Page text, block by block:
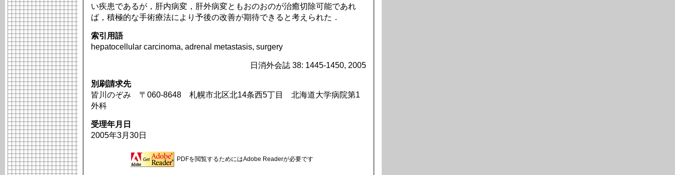
い疾患であるが，肝内病変，肝外病変ともおのおのが治癒切除可能であれ
ば，積極的な手術療法により予後の改善が期待できると考えられた．
索引用語
hepatocellular carcinoma, adrenal metastasis, surgery
日消外会誌 38: 1445-1450, 2005
別刷請求先
皆川のぞみ 〒060-8648 札幌市北区北14条西5丁目 北海道大学病院第1
外科
受理年月日
2005年3月30日
PDFを閲覧するためにはAdobe Readerが必要です